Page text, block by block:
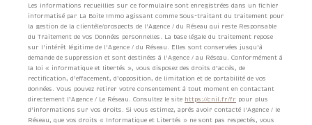
Les informations recueillies sur ce formulaire sont enregistrées dans un fichier
informatisé par La Boite Immo agissant comme Sous-traitant du traitement pour
la gestion de la clientèle/prospects de l'Agence / du Réseau qui reste Responsable
du Traitement de vos Données personnelles. La base légale du traitement repose
sur l'intérêt légitime de l'Agence / du Réseau. Elles sont conservées jusqu'à
demande de suppression et sont destinées à l'Agence / au Réseau. Conformément à
la loi « informatique et libertés », vous disposez des droits d’accès, de
rectification, d’effacement, d’opposition, de limitation et de portabilité de vos
données. Vous pouvez retirer votre consentement à tout moment en contactant
directement l’Agence / Le Réseau. Consultez le site https://cnil.fr/fr pour plus
d’informations sur vos droits. Si vous estimez, après avoir contacté l'Agence / le
Réseau, que vos droits « Informatique et Libertés » ne sont pas respectés, vous